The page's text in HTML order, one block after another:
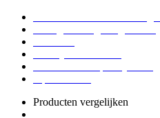
Producten vergelijken